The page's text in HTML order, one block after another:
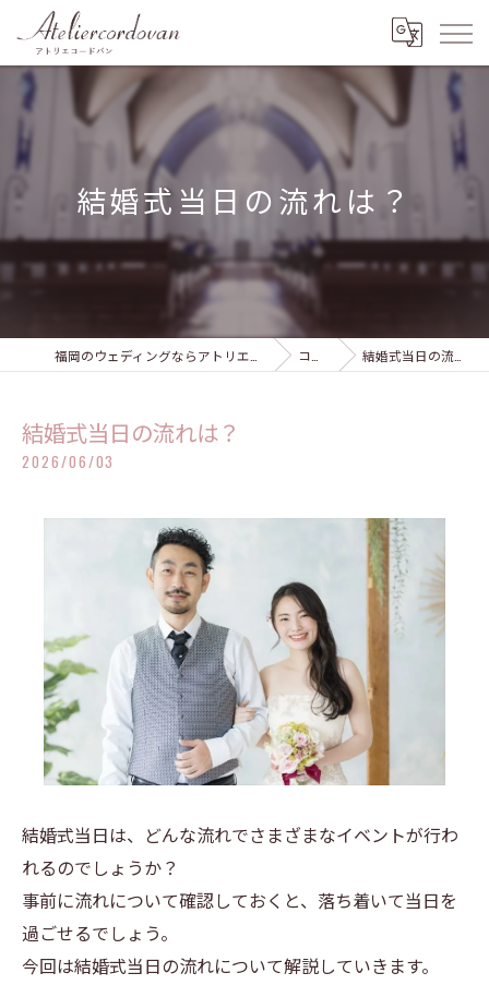
結婚式当日の流れは？
コラム 結婚式当日の流れは？
結婚式当日の流れは？
2026/06/03
結婚式当日は、どんな流れでさまざまなイベントが行わ
れるのでしょうか？
事前に流れについて確認しておくと、落ち着いて当日を
過ごせるでしょう。
今回は結婚式当日の流れについて解説していきます。